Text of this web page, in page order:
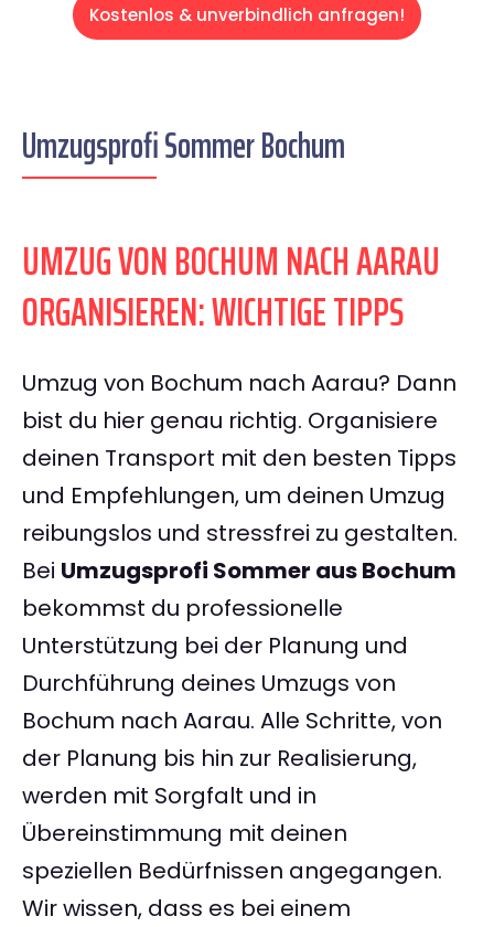
Kostenlos & unverbindlich anfragen!
Umzugsprofi Sommer Bochum
UMZUG VON BOCHUM NACH AARAU
ORGANISIEREN: WICHTIGE TIPPS
Umzug von Bochum nach Aarau? Dann
bist du hier genau richtig. Organisiere
deinen Transport mit den besten Tipps
und Empfehlungen, um deinen Umzug
reibungslos und stressfrei zu gestalten.
Bei Umzugsprofi Sommer aus Bochum
bekommst du professionelle
Unterstützung bei der Planung und
Durchführung deines Umzugs von
Bochum nach Aarau. Alle Schritte, von
der Planung bis hin zur Realisierung,
werden mit Sorgfalt und in
Übereinstimmung mit deinen
speziellen Bedürfnissen angegangen.
Wir wissen, dass es bei einem